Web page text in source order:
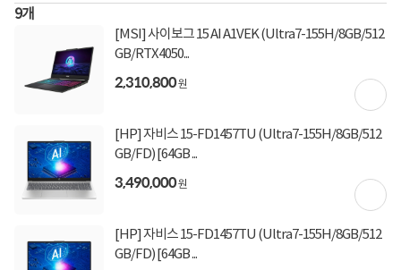
9개
[MSI] 사이보그 15 AI A1VEK (Ultra7-155H/8GB/512
GB/RTX4050...
2,310,800원
[HP] 자비스 15-FD1457TU (Ultra7-155H/8GB/512
GB/FD) [64GB ...
3,490,000원
[HP] 자비스 15-FD1457TU (Ultra7-155H/8GB/512
GB/FD) [64GB ...
[토스페이 X 현대카드] 5% 즉시할인 (800,000원 이
상 결제 시)
무이자 할부혜택
결제혜택 무이자무이자무이자
입고일 미정
배송비 무료배송